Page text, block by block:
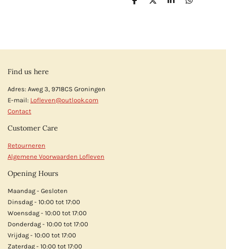
D
D
S
D
Find us here
Adres: Aweg 3, 9718CS Groningen
E-mail: Lofleven@outlook.com
Contact
Customer Care
Retourneren
Algemene Voorwaarden Lofleven
Opening Hours
Maandag - Gesloten
Dinsdag - 10:00 tot 17:00
Woensdag - 10:00 tot 17:00
Donderdag - 10:00 tot 17:00
Vrijdag - 10:00 tot 17:00
Zaterdag - 10:00 tot 17:00